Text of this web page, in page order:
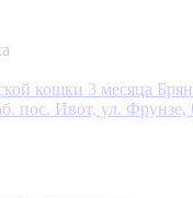
кошки 3 месяца
пос. Ивот, ул. Фрунзе,